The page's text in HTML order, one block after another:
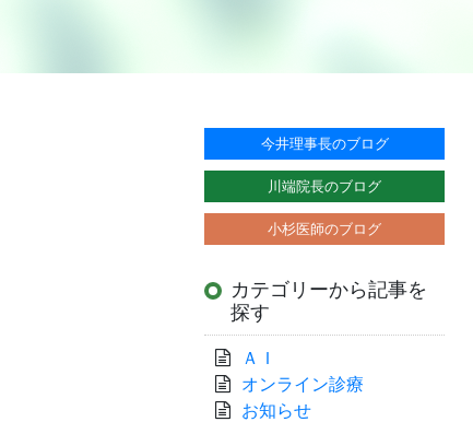
今井理事長のブログ
川端院長のブログ
小杉医師のブログ
カテゴリーから記事を
探す
ＡＩ
オンライン診療
お知らせ